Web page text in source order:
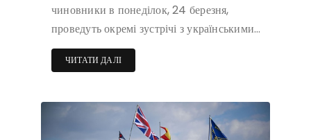
чиновники в понеділок, 24 березня,
проведуть окремі зустрічі з українськими…
ЧИТАТИ ДАЛІ